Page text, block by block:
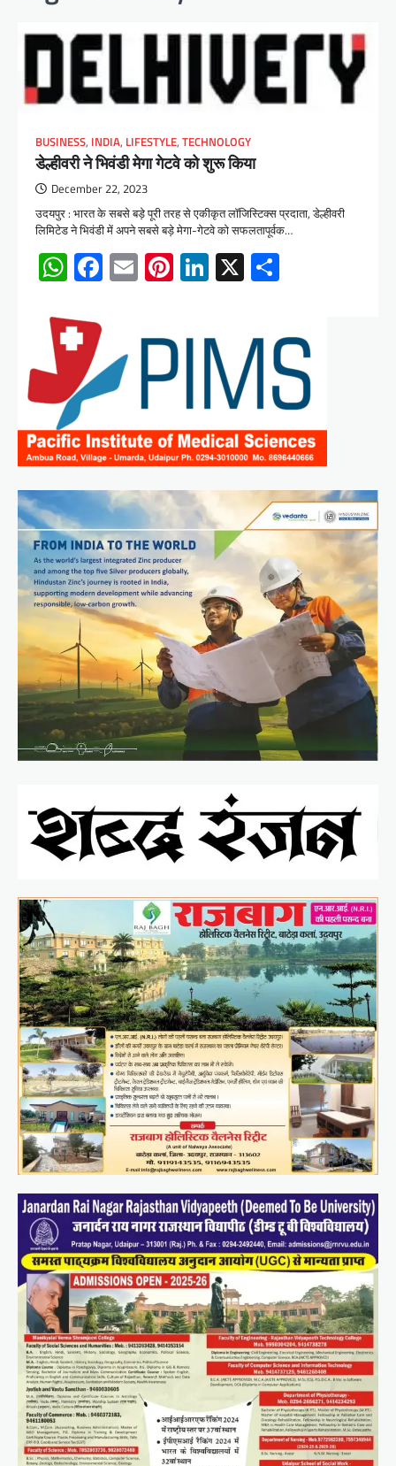
BUSINESS, INDIA, LIFESTYLE, TECHNOLOGY
डेल्हीवरी ने भिवंडी मेगा गेटवे को शुरू किया
December 22, 2023
उदयपुर : भारत के सबसे बड़े पूरी तरह से एकीकृत लॉजिस्टिक्स प्रदाता, डेल्हीवरी
लिमिटेड ने भिवंडी में अपने सबसे बड़े मेगा-गेटवे को सफलतापूर्वक…
WhatsApp
Facebook
EmailPinterest
LinkedIn
X